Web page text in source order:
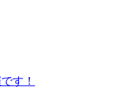
す！